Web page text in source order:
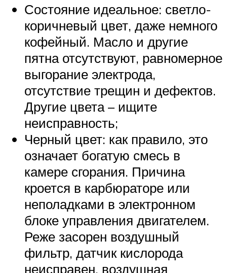
Состояние идеальное: светло-
коричневый цвет, даже немного
кофейный. Масло и другие
пятна отсутствуют, равномерное
выгорание электрода,
отсутствие трещин и дефектов.
Другие цвета – ищите
неисправность;
Черный цвет: как правило, это
означает богатую смесь в
камере сгорания. Причина
кроется в карбюраторе или
неполадками в электронном
блоке управления двигателем.
Реже засорен воздушный
фильтр, датчик кислорода
неисправен, воздушная